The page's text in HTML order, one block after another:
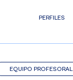
PERFILES
EQUIPO PROFESORAL